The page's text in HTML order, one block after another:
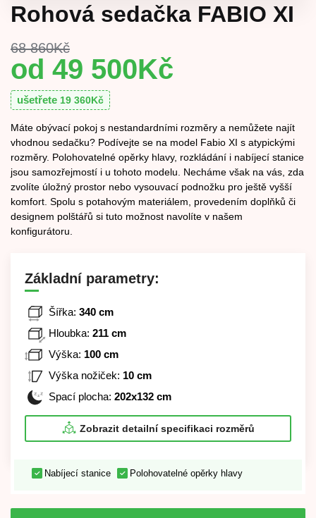
Rohová sedačka FABIO XI
68 860Kč
49 500Kč
ušetřete 19 360Kč
Máte obývací pokoj s nestandardními rozměry a nemůžete najít
vhodnou sedačku? Podívejte se na model Fabio XI s atypickými
rozměry. Polohovatelné opěrky hlavy, rozkládání i nabíjecí stanice
jsou samozřejmostí i u tohoto modelu. Necháme však na vás, zda
zvolíte úložný prostor nebo vysouvací podnožku pro ještě vyšší
komfort. Spolu s potahovým materiálem, provedením doplňků či
designem polštářů si tuto možnost navolíte v našem
konfigurátoru.
Základní parametry:
Šířka: 340 cm
Hloubka: 211 cm
Výška: 100 cm
Výška nožiček: 10 cm
Spací plocha: 202x132 cm
Zobrazit detailní specifikaci rozměrů
Nabíjecí stanice Polohovatelné opěrky hlavy